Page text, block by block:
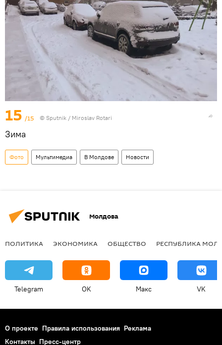
15 /15 © Sputnik / Miroslav Rotari
Зима
Фото Мультимедиа В Молдове Новости
Молдова
ПОЛИТИКА ЭКОНОМИКА ОБЩЕСТВО РЕСПУБЛИКА
Telegram OK Макс VK
О проекте Правила использования Реклама
Контакты Пресс-центр